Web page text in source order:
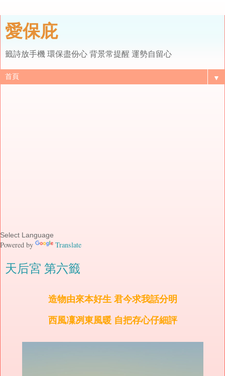
愛保庇
籤詩放手機 環保盡份心 背景常提醒 運勢自留心
▼
Powered by Translate
天后宮 第六籤
造物由來本好生 君今求我話分明
西風凜冽東風暖 自把存心仔細評